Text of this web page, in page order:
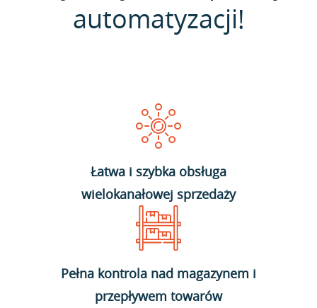
automatyzacji!
Łatwa i szybka obsługa
wielokanałowej sprzedaży
Pełna kontrola nad magazynem i
przepływem towarów